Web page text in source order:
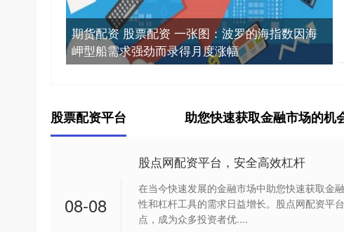
期货配资 股票配资 一张图：波罗的海指数因海
岬型船需求强劲而录得月度涨幅
股票配资平台 助您快速获取金融市场的机
08-08
股点网配资平台，安全高效杠杆
在当今快速发展的金融市场中助您快速获取金
性和杠杆工具的需求日益增长。股点网配资平
点，成为众多投资者优....